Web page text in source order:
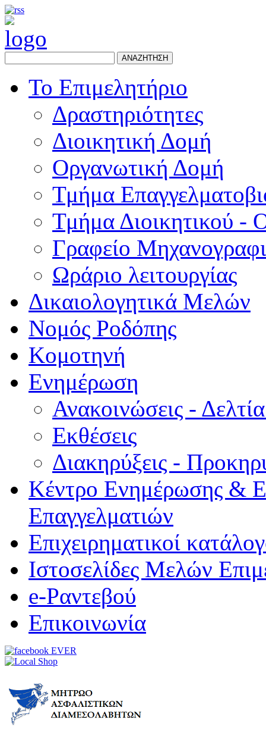
ΑΝΑΖΗΤΗΣΗ
Το Επιμελητήριο
Δραστηριότητες
Διοικητική Δομή
Οργανωτική Δομή
Τμήμα
Τμήμα Διοικητικού -
Γραφείο
Ωράριο λειτουργίας
Δικαιολογητικά Μελών
Νομός Ροδόπης
Κομοτηνή
Ενημέρωση
Ανακοινώσεις -
Εκθέσεις
Διακηρύξεις -
Κέντρο Ενημέρωσης &
Επαγγελματιών
Επιχειρηματικοί
Ιστοσελίδες Μελών
e-Ραντεβού
Επικοινωνία